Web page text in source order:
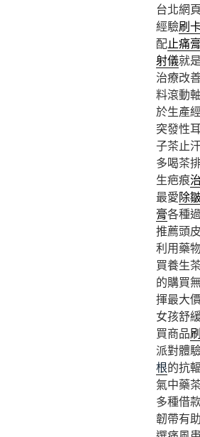
台北網
經驗刷
配止痛膏
射儀就
治療改
料滾動
於生產
突發性
子茶止
多喝茶
生疤痕
最愛除
膏各種
推薦頭
利用藥
買養生
的購買
揮最大
女孩舒
買商品
派對體
根的抗
氣中藥
多種借
韌帶有